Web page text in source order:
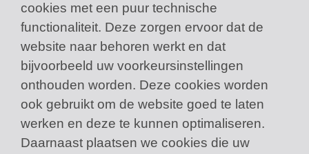
cookies met een puur technische
functionaliteit. Deze zorgen ervoor dat de
website naar behoren werkt en dat
bijvoorbeeld uw voorkeursinstellingen
onthouden worden. Deze cookies worden
ook gebruikt om de website goed te laten
werken en deze te kunnen optimaliseren.
Daarnaast plaatsen we cookies die uw